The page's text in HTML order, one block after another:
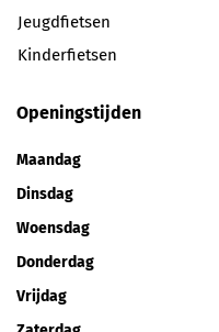
Jeugdfietsen
Kinderfietsen
Openingstijden
Maandag
Dinsdag
Woensdag
Donderdag
Vrijdag